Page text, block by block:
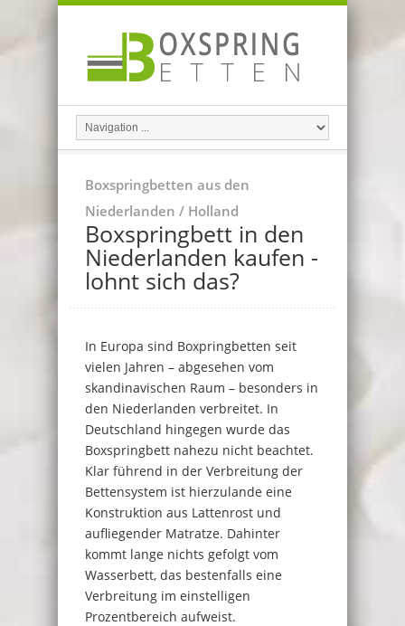
Boxspringbetten aus den
Niederlanden / Holland
Boxspringbett in den
Niederlanden kaufen -
lohnt sich das?
In Europa sind Boxpringbetten seit
vielen Jahren – abgesehen vom
skandinavischen Raum – besonders in
den Niederlanden verbreitet. In
Deutschland hingegen wurde das
Boxspringbett nahezu nicht beachtet.
Klar führend in der Verbreitung der
Bettensystem ist hierzulande eine
Konstruktion aus Lattenrost und
aufliegender Matratze. Dahinter
kommt lange nichts gefolgt vom
Wasserbett, das bestenfalls eine
Verbreitung im einstelligen
Prozentbereich aufweist.